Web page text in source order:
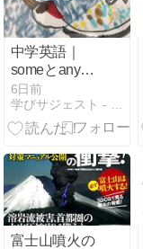
中学英語｜
someとanyの
使い分けを完
全整理【定期
テスト・高校
6日前
富士山噴火の